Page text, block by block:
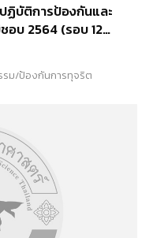
ฏิบัติการป้องกันและ
อบ 2564 (รอบ 12
รม/ป้องกันการทุจริต